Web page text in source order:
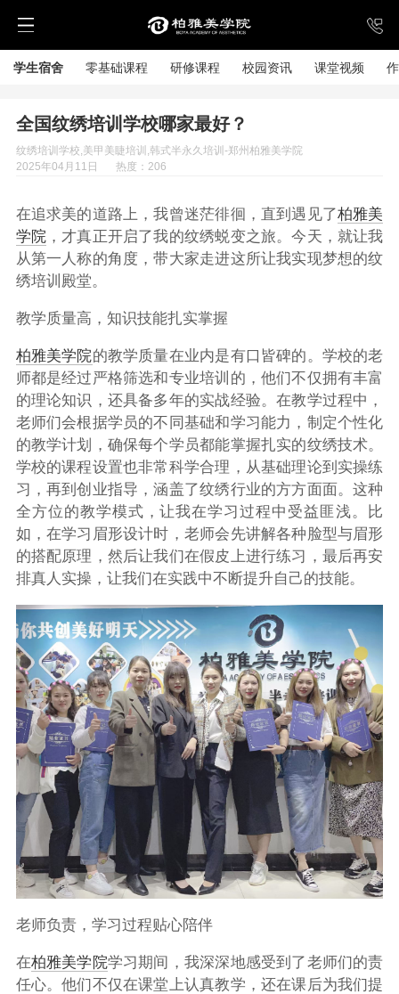
学生宿舍 零基础课程 研修课程 校园资讯 课堂视频
全国纹绣培训学校哪家最好？
纹绣培训学校,美甲美睫培训,韩式半永久培训-郑州柏雅美学院
2025年04月11日
热度：206
在追求美的道路上，我曾迷茫徘徊，直到遇见了柏雅美
学院，才真正开启了我的纹绣蜕变之旅。今天，就让我
从第一人称的角度，带大家走进这所让我实现梦想的纹
绣培训殿堂。
教学质量高，知识技能扎实掌握
柏雅美学院的教学质量在业内是有口皆碑的。学校的老
师都是经过严格筛选和专业培训的，他们不仅拥有丰富
的理论知识，还具备多年的实战经验。在教学过程中，
老师们会根据学员的不同基础和学习能力，制定个性化
的教学计划，确保每个学员都能掌握扎实的纹绣技术。
学校的课程设置也非常科学合理，从基础理论到实操练
习，再到创业指导，涵盖了纹绣行业的方方面面。这种
全方位的教学模式，让我在学习过程中受益匪浅。比
如，在学习眉形设计时，老师会先讲解各种脸型与眉形
的搭配原理，然后让我们在假皮上进行练习，最后再安
排真人实操，让我们在实践中不断提升自己的技能。
老师负责，学习过程贴心陪伴
在柏雅美学院学习期间，我深深地感受到了老师们的责
任心。他们不仅在课堂上认真教学，还在课后为我们提